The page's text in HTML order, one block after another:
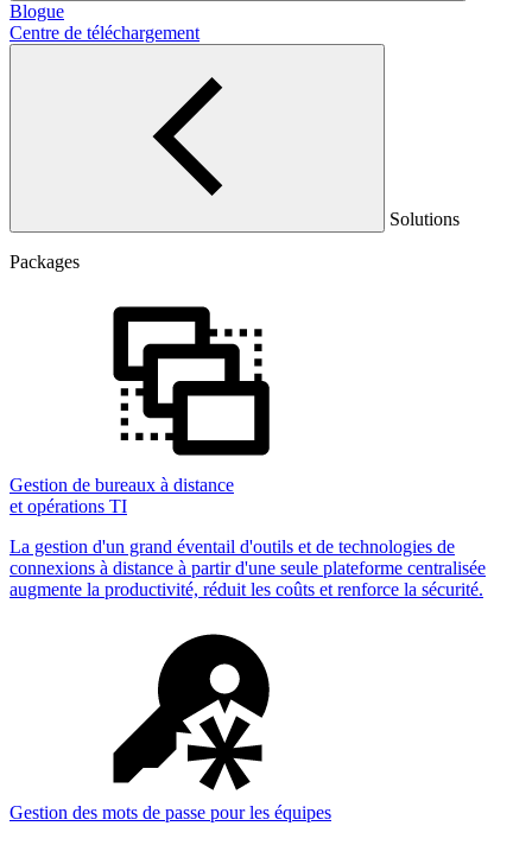
Blogue
Centre de téléchargement
Solutions
Packages
Gestion de bureaux à distance
et opérations TI
La gestion d'un grand éventail d'outils et de technologies de
connexions à distance à partir d'une seule plateforme centralisée
augmente la productivité, réduit les coûts et renforce la sécurité.
Gestion des mots de passe pour les équipes